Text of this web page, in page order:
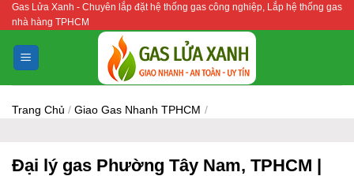
Bỏ
qua
nội
dung
Gas Lửa Xanh - Chuyên lắp đặt hệ thống gas công nghiệp, Lắp hệ thống gas
nhà hàng TPHCM
Trang Chủ / Giao Gas Nhanh TPHCM /
Đại lý gas Phường Tây Nam, TPHCM |